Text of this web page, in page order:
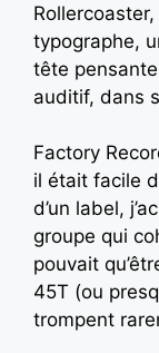
typographe,
tête
auditif, dans
Factory
il était facile
d’un label,
groupe qui
pouvait
45T (ou
trompent